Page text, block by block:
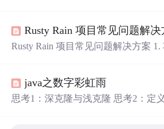
HT = 30; const int RAIN_LENGTH = 18; RAINDROP
pLine[B.
Rusty Rain 项目常见问题解决
Rusty Rain 项目常见问题解决方案
发，可以在 Windows、Mac 和 Linux
提供视觉效果。 **主要编程语言：
java之数字彩虹雨
思考1：深克隆与浅克隆 思考2：定义方法访问私有变量 思